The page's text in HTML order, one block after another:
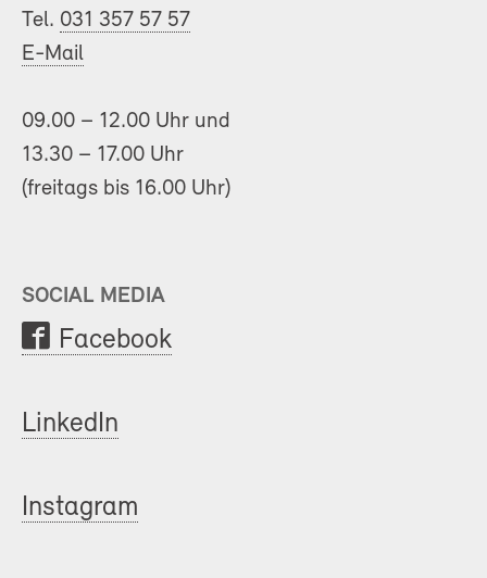
Tel. 031 357 57 57
E-Mail
09.00 – 12.00 Uhr und
13.30 – 17.00 Uhr
(freitags bis 16.00 Uhr)
SOCIAL MEDIA
Facebook
LinkedIn
Instagram